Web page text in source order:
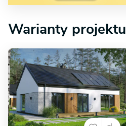
Warianty projektu